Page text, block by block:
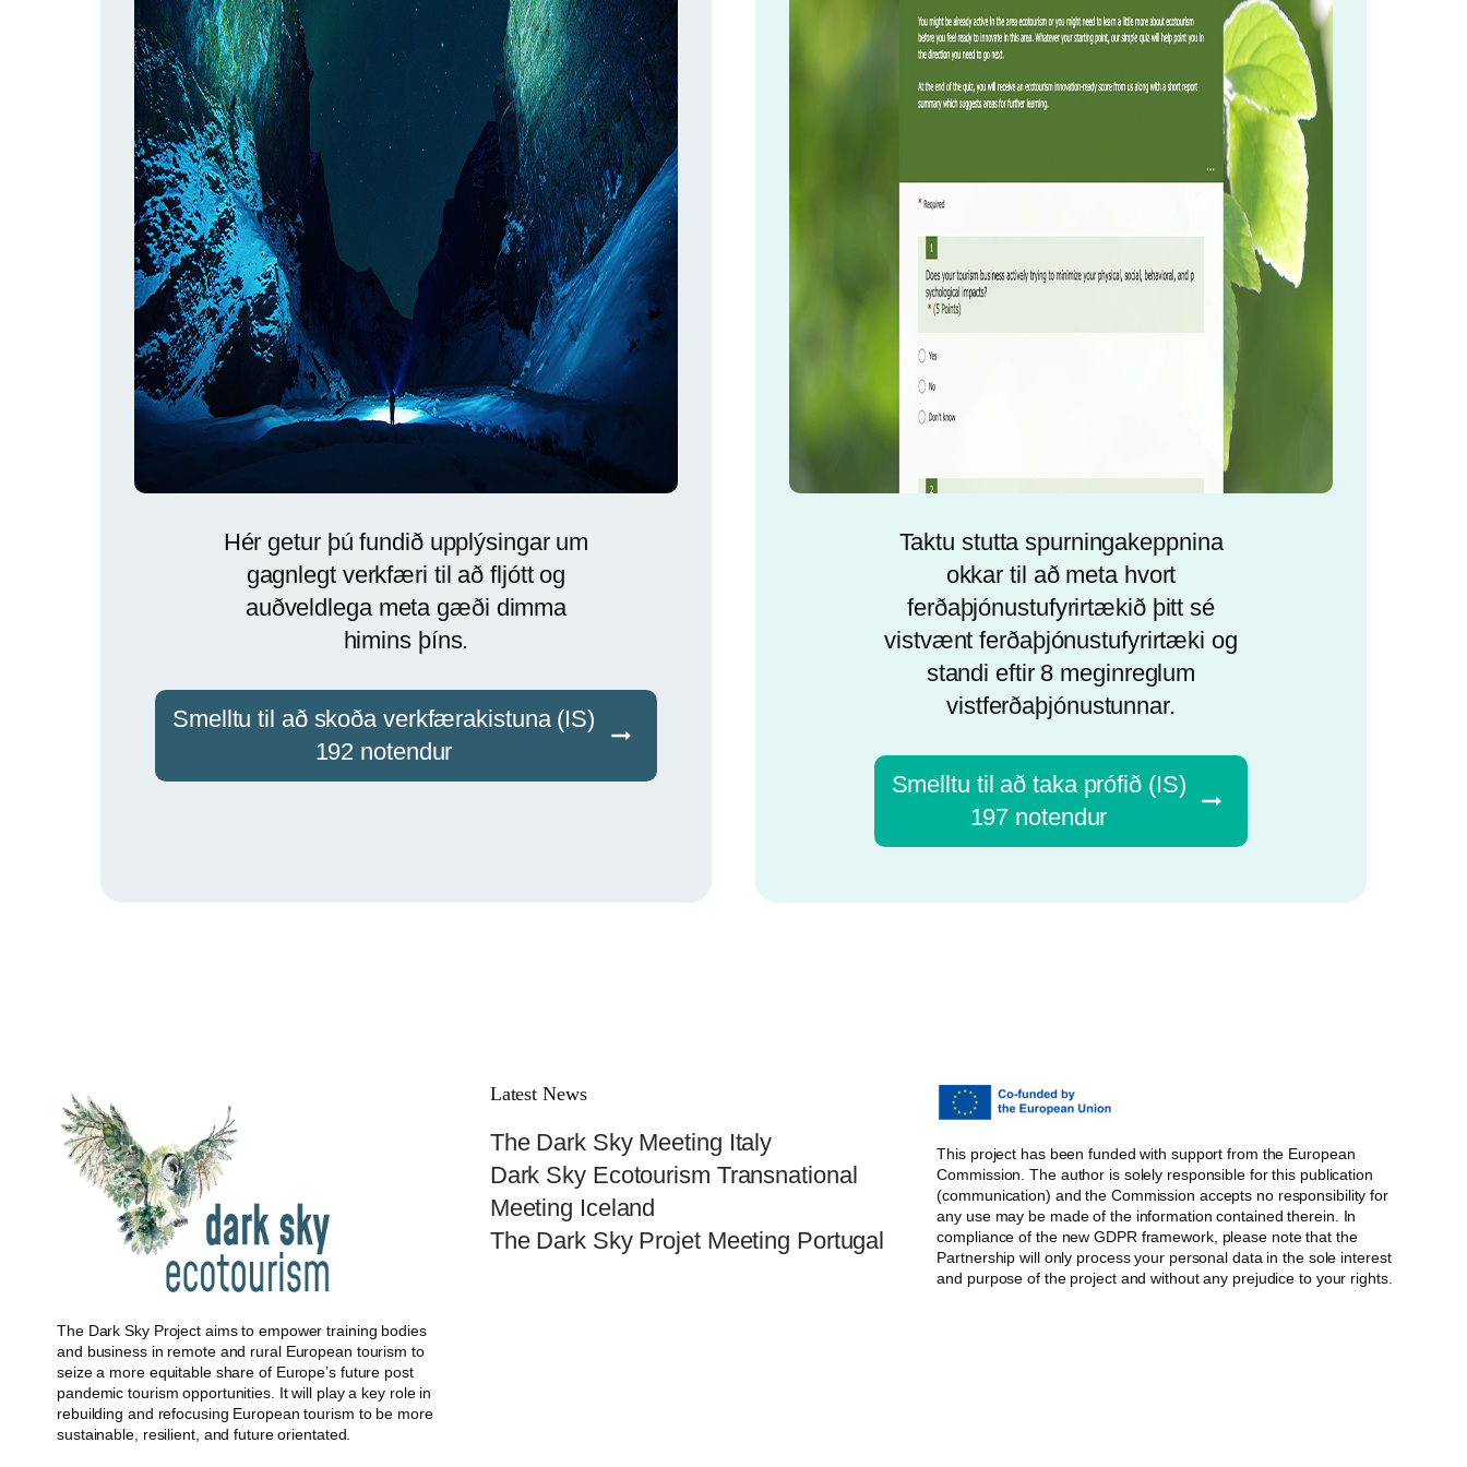
Hér getur þú fundið upplýsingar um
gagnlegt verkfæri til að fljótt og
auðveldlega meta gæði dimma
himins þíns.
Smelltu til að skoða verkfærakistuna (IS)
192 notendur
Taktu stutta spurningakeppnina
okkar til að meta hvort
ferðaþjónustufyrirtækið þitt sé
vistvænt ferðaþjónustufyrirtæki og
standi eftir 8 meginreglum
vistferðaþjónustunnar.
Smelltu til að taka prófið (IS)
197 notendur
The Dark Sky Project aims to empower training bodies
and business in remote and rural European tourism to
seize a more equitable share of Europe’s future post
pandemic tourism opportunities. It will play a key role in
rebuilding and refocusing European tourism to be more
sustainable, resilient, and future orientated.
Latest News
The Dark Sky Meeting Italy
Dark Sky Ecotourism Transnational
Meeting Iceland
The Dark Sky Projet Meeting Portugal
This project has been funded with support from the European
Commission. The author is solely responsible for this publication
(communication) and the Commission accepts no responsibility for
any use may be made of the information contained therein. In
compliance of the new GDPR framework, please note that the
Partnership will only process your personal data in the sole interest
and purpose of the project and without any prejudice to your rights.